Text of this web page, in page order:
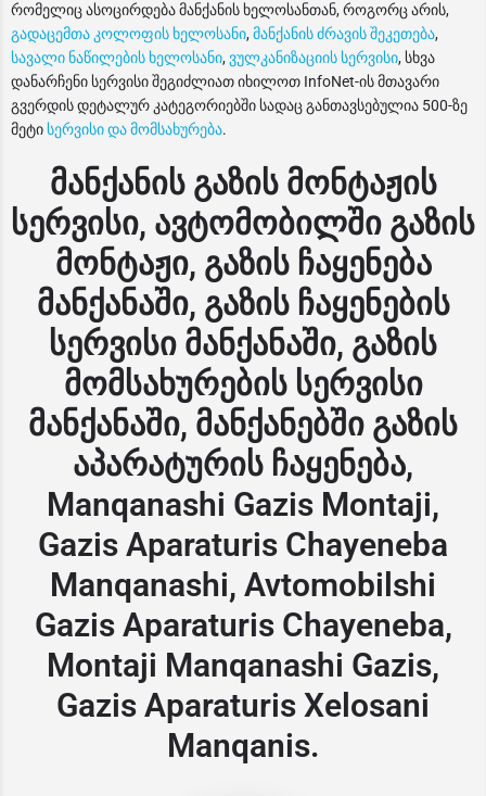
რომელიც ასოცირდება მანქანის ხელოსანთან, როგორც არის,
გადაცემთა კოლოფის ხელოსანი, მანქანის ძრავის შეკეთება,
სავალი ნაწილების ხელოსანი, ვულკანიზაციის სერვისი, სხვა
დანარჩენი სერვისი შეგიძლიათ იხილოთ InfoNet-ის მთავარი
გვერდის დეტალურ კატეგორიებში სადაც განთავსებულია 500-ზე
მეტისერვისი და მომსახურება.
მანქანის გაზის მონტაჟის
სერვისი, ავტომობილში გაზის
მონტაჟი, გაზის ჩაყენება
მანქანაში, გაზის ჩაყენების
სერვისი მანქანაში, გაზის
მომსახურების სერვისი
მანქანაში, მანქანებში გაზის
აპარატურის ჩაყენება,
Manqanashi Gazis Montaji,
Gazis Aparaturis Chayeneba
Manqanashi, Avtomobilshi
Gazis Aparaturis Chayeneba,
Montaji Manqanashi Gazis,
Gazis Aparaturis Xelosani
Manqanis.